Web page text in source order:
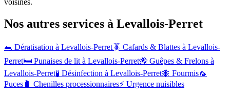
voisines.
Nos autres services à Levallois-Perret
🐀 Dératisation à Levallois-Perret🪳 Cafards & Blattes à Levallois-
Perret🛏️ Punaises de lit à Levallois-Perret🐝 Guêpes & Frelons à
Levallois-Perret🧪 Désinfection à Levallois-Perret🐜 Fourmis🦟
Puces 🐛 Chenilles processionnaires⚡ Urgence nuisibles